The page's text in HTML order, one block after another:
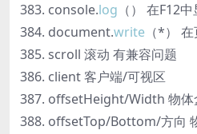
console.log （） 在F12
document.write （*）
scroll 滚动 有兼容问题
client 客户端/可视区
offsetHeight/Width 物体
offsetTop/Bottom/方向